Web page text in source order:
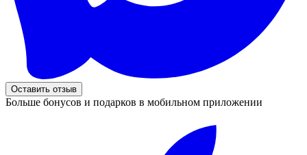
Оставить отзыв
Больше бонусов и подарков в мобильном приложении